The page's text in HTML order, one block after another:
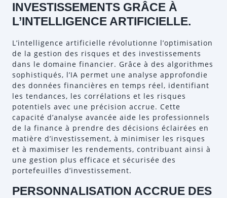
INVESTISSEMENTS GRÂCE À
L’INTELLIGENCE ARTIFICIELLE.
L’intelligence artificielle révolutionne l’optimisation
de la gestion des risques et des investissements
dans le domaine financier. Grâce à des algorithmes
sophistiqués, l’IA permet une analyse approfondie
des données financières en temps réel, identifiant
les tendances, les corrélations et les risques
potentiels avec une précision accrue. Cette
capacité d’analyse avancée aide les professionnels
de la finance à prendre des décisions éclairées en
matière d’investissement, à minimiser les risques
et à maximiser les rendements, contribuant ainsi à
une gestion plus efficace et sécurisée des
portefeuilles d’investissement.
PERSONNALISATION ACCRUE DES